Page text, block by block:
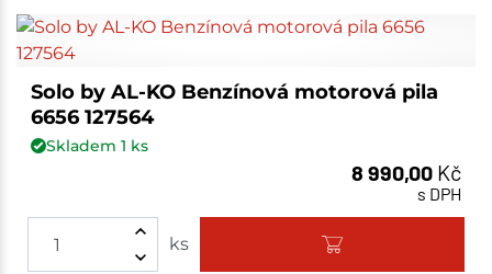
Solo by AL-KO Benzínová motorová pila
6656 127564
Skladem 1 ks
8 990,00 Kč
s DPH
ks